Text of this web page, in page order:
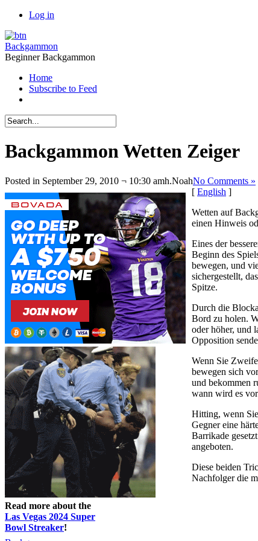
Log in
Backgammon
Beginner Backgammon
Home
Subscribe to Feed
Backgammon Wetten Zeiger
Posted in September 29, 2010 ¬ 10:30 amh.NoahNo Comments »
Read more about the
Las Vegas 2024 Super
Bowl Streaker!
[ English ]
Wetten auf
einen Hinweis
Eines der
Beginn des
bewegen, und
sichergestellt,
Spitze.
Durch die
Bord zu holen.
oder höher, und
Opposition
Wenn Sie
bewegen sich
und bekommen
wann wird es
Hitting, wenn
Gegner eine
Barrikade
angeboten.
Diese beiden
Nachfolger die